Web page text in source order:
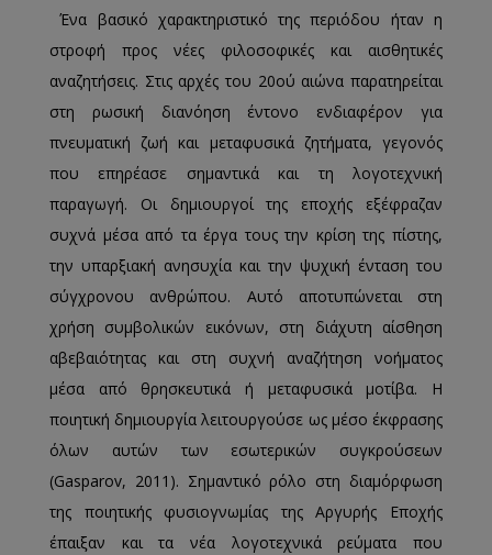
Ένα βασικό χαρακτηριστικό της περιόδου ήταν η
στροφή προς νέες φιλοσοφικές και αισθητικές
αναζητήσεις. Στις αρχές του 20ού αιώνα παρατηρείται
στη ρωσική διανόηση έντονο ενδιαφέρον για
πνευματική ζωή και μεταφυσικά ζητήματα, γεγονός
που επηρέασε σημαντικά και τη λογοτεχνική
παραγωγή. Οι δημιουργοί της εποχής εξέφραζαν
συχνά μέσα από τα έργα τους την κρίση της πίστης,
την υπαρξιακή ανησυχία και την ψυχική ένταση του
σύγχρονου ανθρώπου. Αυτό αποτυπώνεται στη
χρήση συμβολικών εικόνων, στη διάχυτη αίσθηση
αβεβαιότητας και στη συχνή αναζήτηση νοήματος
μέσα από θρησκευτικά ή μεταφυσικά μοτίβα. Η
ποιητική δημιουργία λειτουργούσε ως μέσο έκφρασης
όλων αυτών των εσωτερικών συγκρούσεων
(Gasparov, 2011). Σημαντικό ρόλο στη διαμόρφωση
της ποιητικής φυσιογνωμίας της Αργυρής Εποχής
έπαιξαν και τα νέα λογοτεχνικά ρεύματα που